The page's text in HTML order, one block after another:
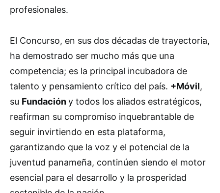
profesionales.
El Concurso, en sus dos décadas de trayectoria,
ha demostrado ser mucho más que una
competencia; es la principal incubadora de
talento y pensamiento crítico del país. +Móvil,
su Fundacióny todos los aliados estratégicos,
reafirman su compromiso inquebrantable de
seguir invirtiendo en esta plataforma,
garantizando que la voz y el potencial de la
juventud panameña, continúen siendo el motor
esencial para el desarrollo y la prosperidad